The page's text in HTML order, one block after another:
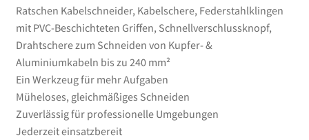
mm²
Menge
Ratschen Kabelschneider, Kabelschere, Federstahlklingen
mit PVC-Beschichteten Griffen, Schnellverschlussknopf,
Drahtschere zum Schneiden von Kupfer- &
Aluminiumkabeln bis zu 240 mm²
Ein Werkzeug für mehr Aufgaben
Müheloses, gleichmäßiges Schneiden
Zuverlässig für professionelle Umgebungen
Jederzeit einsatzbereit